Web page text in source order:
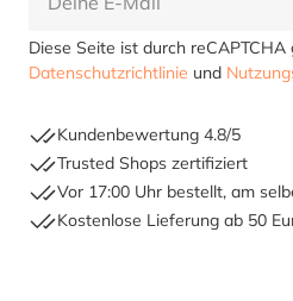
Diese Seite ist durch
Datenschutzrichtlinie und
Kundenbewertung 4.8/5
Trusted Shops zertifiziert
Vor 17:00 Uhr bestellt, am
Kostenlose Lieferung ab 50